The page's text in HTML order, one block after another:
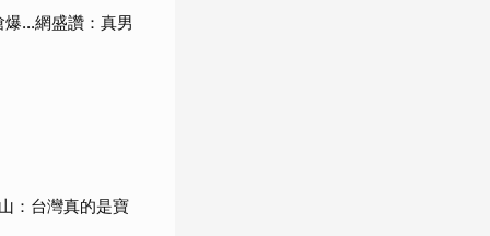
...網盛讚：真男
：台灣真的是寶